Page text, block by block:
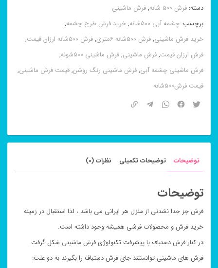
دسته: فرش 500 شانه ,فرش ماشینی
برچسب: چشمه آبی 500شانه ,خرید فرش طرح چشمه,
خرید فرش ماشینی,فرش 500شانه 6متری ,فرش 500شانه ارزان قیمت
,
فرش ارزان قیمت,فرش ماشینی,فرش ماشینی 500شونه
,
فرش ماشینی چشمه آبی,فرش ماشینی رنگ روشن,قیمت فرش ماشینی,
قیمت فرش500شانه
توضیحات توضیحات تکمیلی نظرات (0)
توضیحات
فرش جز جدا نشدنی از منزل هر ایرانی می باشد ، لذا استقبال در زمینه
خرید فرش و محصولات فرشی همیشه وجود داشته است.
در کنار فرش دستباف با پیشرفت تکنولوژی فرش ماشینی شکل گرفت.
فرش های ماشینی توانستند جای فرش دستباف را بگیرند به دو علت: